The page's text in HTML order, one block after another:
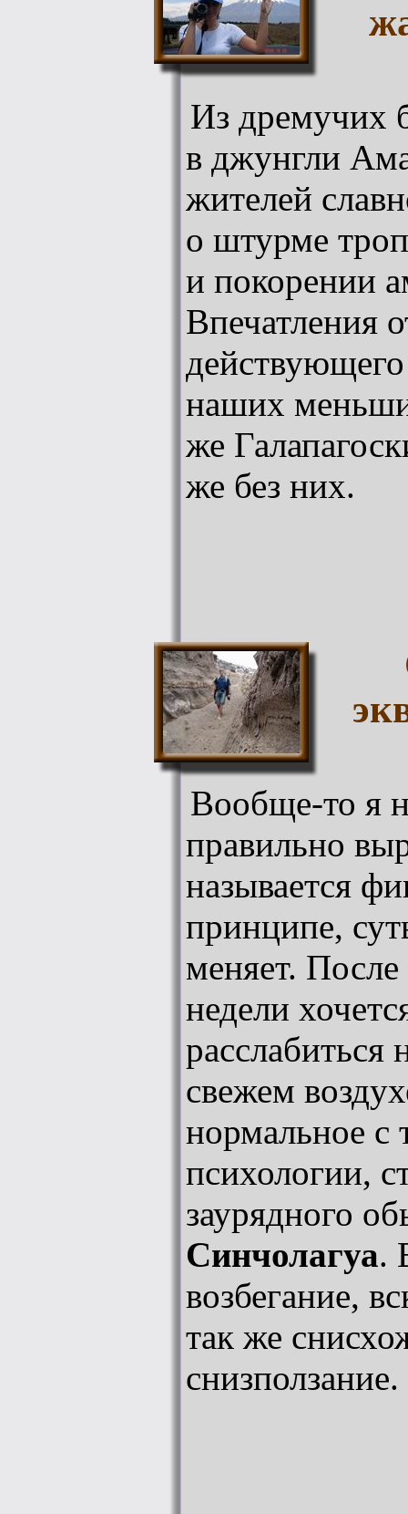
Из дремучих
в джунгли
жителей
о штурме
и покорении
Впечатления
действующего
наших
же
же без них.
Вообще-то я
правильно
называется
принципе,
меняет.
недели
расслабиться
свежем
нормальное с
психологии,
заурядного
Синчолагуа.
возбегание,
так же
снизползание.